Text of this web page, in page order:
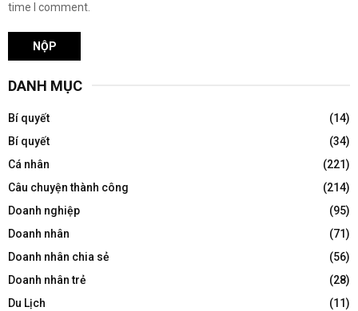
time I comment.
DANH MỤC
Bí quyết
(14)
Bí quyết
(34)
Cá nhân
(221)
Câu chuyện thành công
(214)
Doanh nghiệp
(95)
Doanh nhân
(71)
Doanh nhân chia sẻ
(56)
Doanh nhân trẻ
(28)
Du Lịch
(11)